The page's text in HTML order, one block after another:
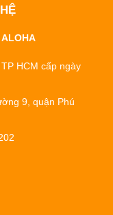
ALOHA
HCM cấp ngày
9, quận Phú